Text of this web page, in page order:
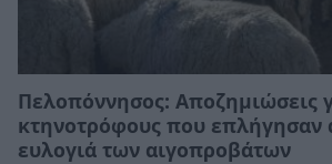
Πελοπόννησος: Αποζημιώσεις
κτηνοτρόφους που επλήγησαν
ευλογιά των αιγοπροβάτων